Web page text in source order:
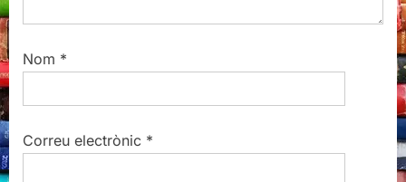
Nom *
Correu electrònic *